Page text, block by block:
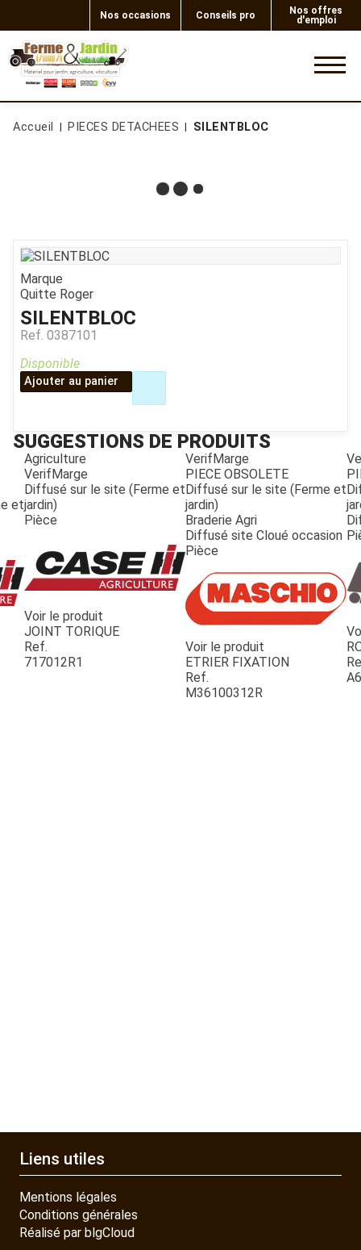
Nos occasions Conseils pro
Nos offres
d'emploi
Accueil PIECES DETACHEES SILENTBLOC
SILENTBLOC
Ref. 0387101
Marque
Quitte Roger
Disponible
Ajouter au panier
SUGGESTIONS DE PRODUITS
et
Agriculture
VerifMarge
Diffusé sur le site (Ferme et
jardin)
Pièce
Voir le produit
JOINT TORIQUE
Ref.
717012R1
VerifMarge
PIECE OBSOLETE
Diffusé sur le site (Ferme et
jardin)
Braderie Agri
Diffusé site Cloué occasion
Pièce
Voir le produit
ETRIER FIXATION
Ref.
M36100312R
Liens utiles
Mentions légales
Conditions générales
Réalisé par blgCloud